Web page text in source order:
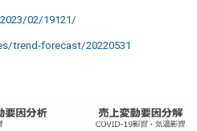
02/19121/
trend-forecast/20220531